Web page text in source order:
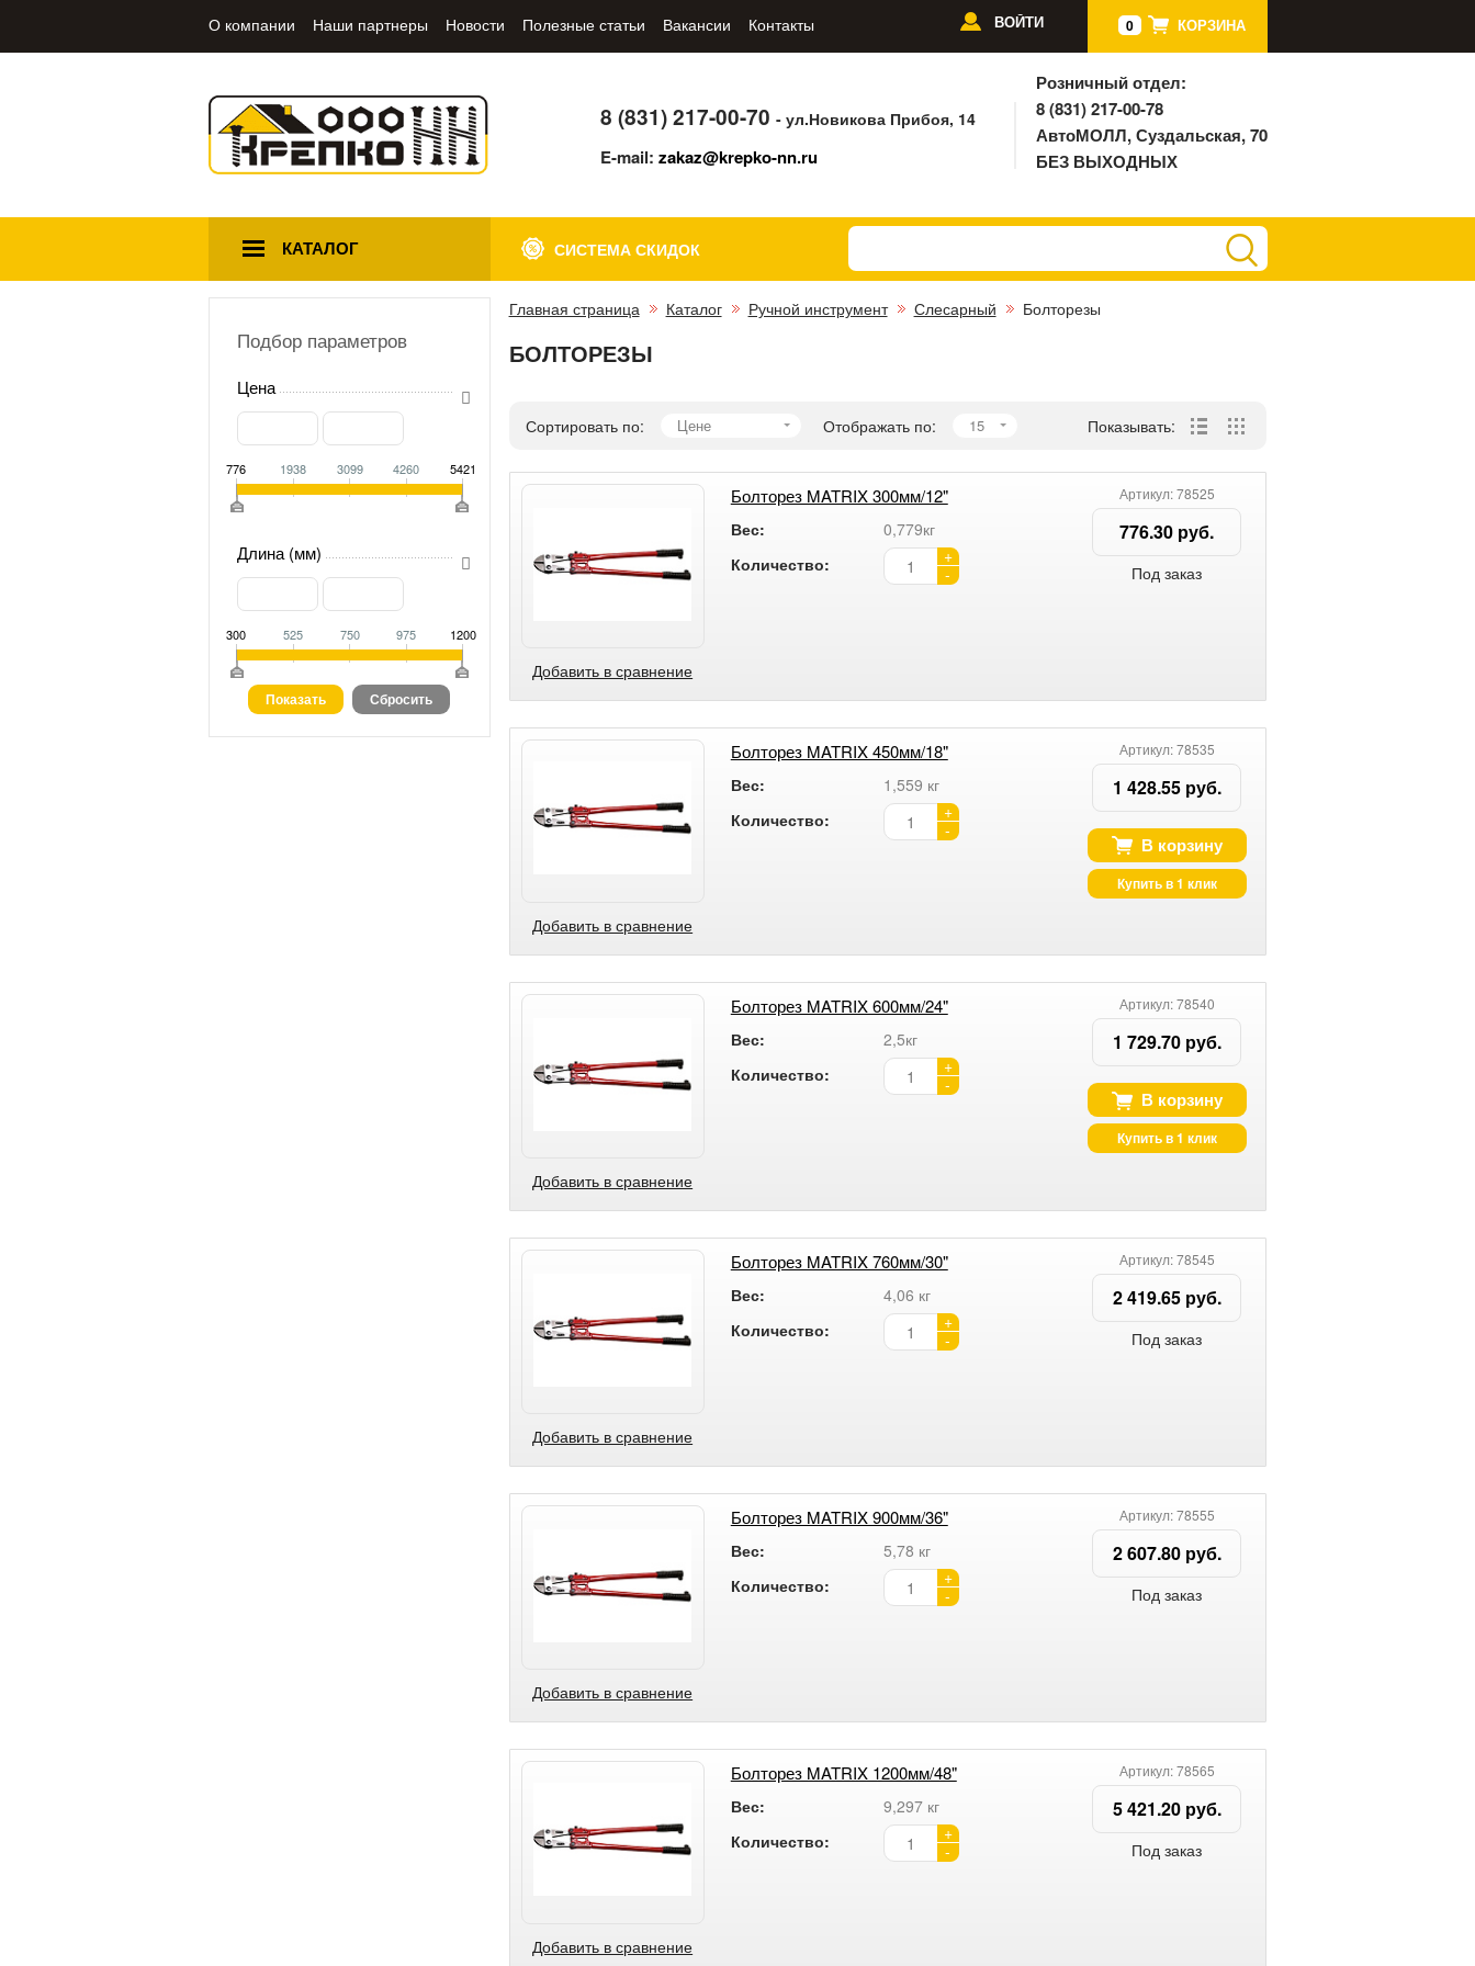
О компании Наши партнеры Новости Полезные статьи Вакансии Контакты 0 КОРЗИНА
ВОЙТИ
8 (831) 217-00-70- ул.Новикова Прибоя, 14
E-mail:zakaz@krepko-nn.ru
Розничный отдел:
8 (831) 217-00-78
АвтоМОЛЛ, Суздальская, 70
БЕЗ ВЫХОДНЫХ
КАТАЛОГ СИСТЕМА СКИДОК
Подбор параметров
Цена
776 1938 3099 4260 5421
Длина (мм)
300 525 750 975 1200
Главная страница Каталог Ручной инструмент Слесарный Болторезы
БОЛТОРЕЗЫ
Сортировать по: Цене Отображать по: 15 Показывать:
Добавить в сравнение
Болторез MATRIX 300мм/12"
Вес:
0,779кг
Количество:
+
-
Артикул: 78525
776.30 руб.
Под заказ
Добавить в сравнение
Болторез MATRIX 450мм/18"
Вес:
1,559 кг
Количество:
+
-
Артикул: 78535
1 428.55 руб.
В корзину
Купить в 1 клик
Добавить в сравнение
Болторез MATRIX 600мм/24"
Вес:
2,5кг
Количество:
+
-
Артикул: 78540
1 729.70 руб.
В корзину
Купить в 1 клик
Добавить в сравнение
Болторез MATRIX 760мм/30"
Вес:
4,06 кг
Количество:
+
-
Артикул: 78545
2 419.65 руб.
Под заказ
Добавить в сравнение
Болторез MATRIX 900мм/36"
Вес:
5,78 кг
Количество:
+
-
Артикул: 78555
2 607.80 руб.
Под заказ
Добавить в сравнение
Болторез MATRIX 1200мм/48"
Вес:
9,297 кг
Количество:
+
-
Артикул: 78565
5 421.20 руб.
Под заказ